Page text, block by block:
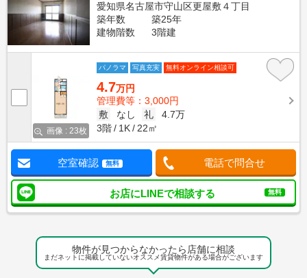
愛知県名古屋市守山区更屋敷４丁目
築年数
築25年
建物階数
3階建
画像 : 23枚
パノラマ 写真充実 無料オンライン相談可
4.7万円
管理費等：3,000円
敷
なし 礼
4.7万
3階
1K 22㎡
空室確認 無料 電話で問合せ
お店にLINEで相談する 無料
物件が見つからなかったら店舗に相談
まだネットに掲載していないオススメ賃貸物件がある場合がございます